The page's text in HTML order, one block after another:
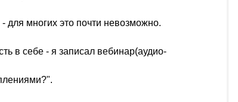
для многих это почти невозможно.
в себе - я записал вебинар(аудио-